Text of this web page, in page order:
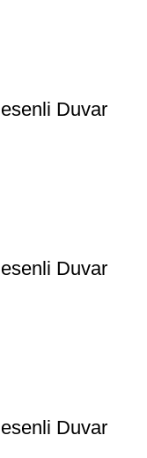
Duvar
Duvar
Duvar